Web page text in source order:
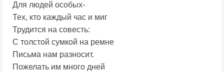
Для людей особых-
Тех, кто каждый час и миг
Трудится на совесть:
С толстой сумкой на ремне
Письма нам разносит.
Пожелать им много дней